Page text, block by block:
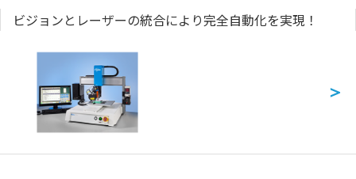
ビジョンとレーザーの統合により完全自動化を実現！
＞